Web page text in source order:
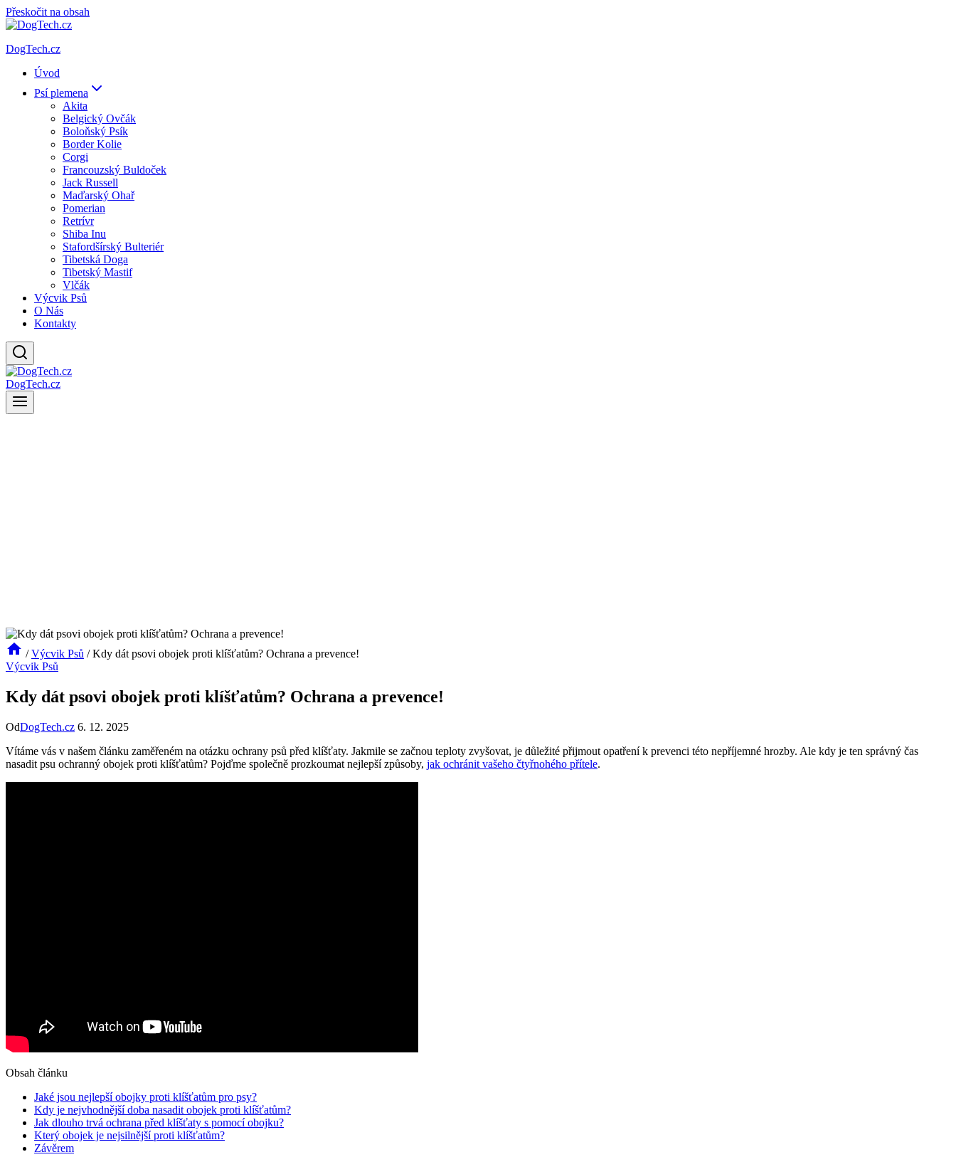
Přeskočit na obsah
DogTech.cz
Úvod
Psí plemena
Akita
Belgický Ovčák
Boloňský Psík
Border Kolie
Corgi
Francouzský Buldoček
Jack Russell
Maďarský Ohař
Pomerian
Retrívr
Shiba Inu
Stafordšírský Bulteriér
Tibetská Doga
Tibetský Mastif
Vlčák
Výcvik Psů
O Nás
Kontakty
DogTech.cz
/ Výcvik Psů / Kdy dát psovi obojek proti klíšťatům? Ochrana a prevence!
Výcvik Psů
Kdy dát psovi obojek proti klíšťatům? Ochrana a prevence!
OdDogTech.cz 6. 12. 2025
Vítáme vás v našem článku zaměřeném na otázku ochrany psů před klíšťaty. Jakmile se začnou teploty zvyšovat, je důležité přijmout opatření k prevenci této nepříjemné hrozby. Ale kdy je ten správný čas
nasadit psu ochranný obojek proti klíšťatům? Pojďme společně prozkoumat nejlepší způsoby, jak ochránit vašeho čtyřnohého přítele.
Obsah článku
Jaké jsou nejlepší obojky proti klíšťatům pro psy?
Kdy je nejvhodnější doba nasadit obojek proti klíšťatům?
Jak dlouho trvá ochrana před klíšťaty s pomocí obojku?
Který obojek je nejsilnější proti klíšťatům?
Závěrem